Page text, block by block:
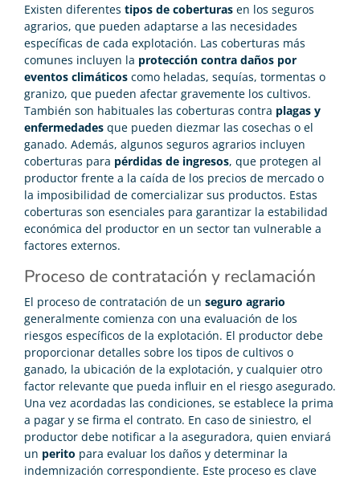
Existen diferentes tipos de coberturas en los seguros
agrarios, que pueden adaptarse a las necesidades
específicas de cada explotación. Las coberturas más
comunes incluyen la protección contra daños por
eventos climáticos como heladas, sequías, tormentas o
granizo, que pueden afectar gravemente los cultivos.
También son habituales las coberturas contra plagas y
enfermedades que pueden diezmar las cosechas o el
ganado. Además, algunos seguros agrarios incluyen
coberturas para pérdidas de ingresos, que protegen al
productor frente a la caída de los precios de mercado o
la imposibilidad de comercializar sus productos. Estas
coberturas son esenciales para garantizar la estabilidad
económica del productor en un sector tan vulnerable a
factores externos.
Proceso de contratación y reclamación
El proceso de contratación de un seguro agrario
generalmente comienza con una evaluación de los
riesgos específicos de la explotación. El productor debe
proporcionar detalles sobre los tipos de cultivos o
ganado, la ubicación de la explotación, y cualquier otro
factor relevante que pueda influir en el riesgo asegurado.
Una vez acordadas las condiciones, se establece la prima
a pagar y se firma el contrato. En caso de siniestro, el
productor debe notificar a la aseguradora, quien enviará
un perito para evaluar los daños y determinar la
indemnización correspondiente. Este proceso es clave